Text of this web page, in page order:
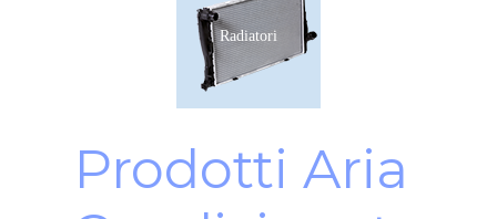
Radiatori
Prodotti Aria